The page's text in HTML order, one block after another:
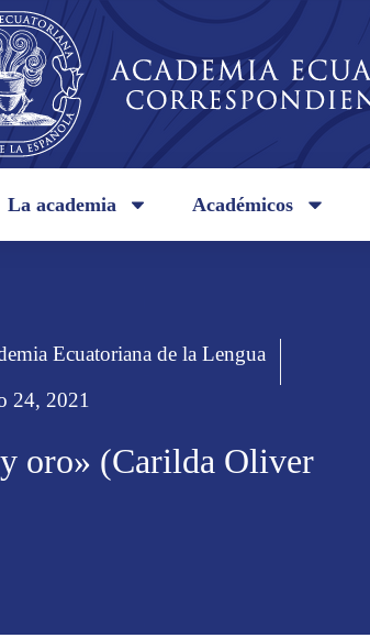
La academia Académicos
Ecuatoriana de la Lengua
24, 2021
oro» (Carilda Oliver